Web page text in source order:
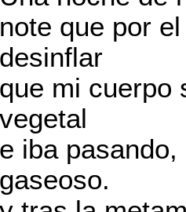
note que por
desinflar
que mi cuerpo
vegetal
e iba
gaseoso.